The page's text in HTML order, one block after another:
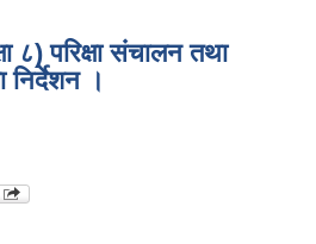
८) परिक्षा संचालन तथा
निर्देशन ।